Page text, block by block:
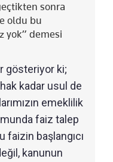
sonra
oldu bu
yok” demesi
gösteriyor ki;
kadar usul de
emeklilik
faiz talep
faizin başlangıcı
kanunun